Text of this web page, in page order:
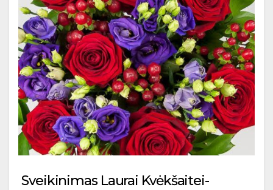
Sveikinimas Laurai Kvėkšaitei-